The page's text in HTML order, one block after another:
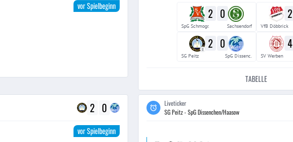
vor Spielbeginn 2 0
SpG Schmogr. Sachsendorf
2
VfB Döbbrick
II 2 0
SG Peitz SpG Dissenc.
4
SV Werben
TABELLE
2 0
vor Spielbeginn
Liveticker
SG Peitz - SpG Dissenchen/Haasow